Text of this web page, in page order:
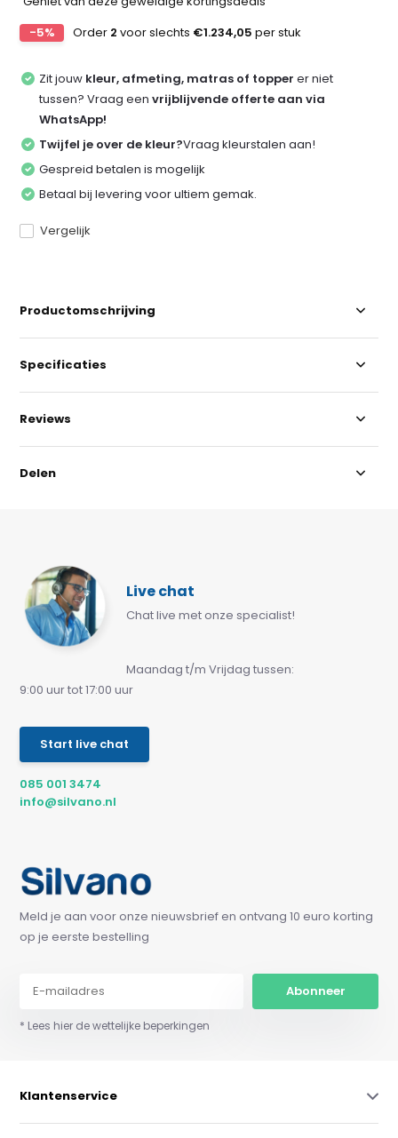
-5%
Order 2 voor slechts €1.234,05 per stuk
Zit jouw kleur, afmeting, matras of topper er niet
tussen? Vraag eenvrijblijvende offerte aan via
WhatsApp!
Twijfel je over de kleur?Vraag kleurstalen aan!
Gespreid betalen is mogelijk
Betaal bij levering voor ultiem gemak.
Vergelijk
Productomschrijving
Specificaties
Reviews
Delen
Live chat
Chat live met onze specialist!
Maandag t/m Vrijdag tussen:
9:00 uur tot 17:00 uur
Start live chat
085 001 3474
info@silvano.nl
Meld je aan voor onze nieuwsbrief en ontvang 10 euro korting
op je eerste bestelling
Abonneer
* Lees hier de wettelijke beperkingen
Klantenservice